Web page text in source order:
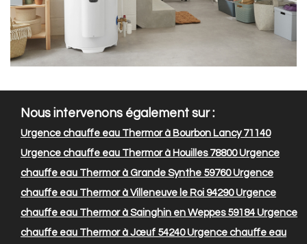
Nous intervenons également sur :
Urgence chauffe eau Thermor à Bourbon Lancy 71140
Urgence chauffe eau Thermor à Houilles 78800Urgence
chauffe eau Thermor à Grande Synthe 59760Urgence
chauffe eau Thermor à Villeneuve le Roi 94290Urgence
chauffe eau Thermor à Sainghin en Weppes 59184 Urgence
chauffe eau Thermor à Jœuf 54240Urgence chauffe eau